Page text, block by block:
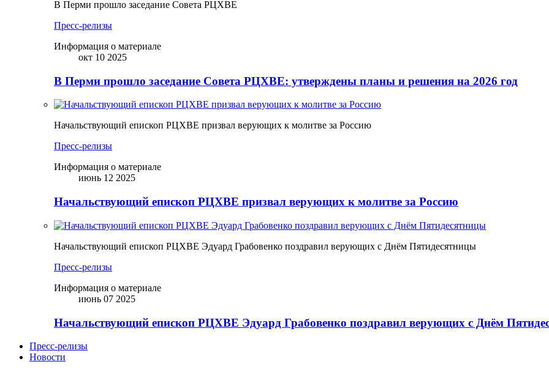
В Перми прошло заседание Совета РЦХВЕ
Пресс-релизы
Информация о материале
окт 10 2025
В Перми прошло заседание Совета РЦХВЕ: утверждены планы и решения на 2026 год
Начальствующий епископ РЦХВЕ призвал верующих к молитве за Россию
Пресс-релизы
Информация о материале
июнь 12 2025
Начальствующий епископ РЦХВЕ призвал верующих к молитве за Россию
Начальствующий епископ РЦХВЕ Эдуард Грабовенко поздравил верующих с Днём Пятидесятницы
Пресс-релизы
Информация о материале
июнь 07 2025
Начальствующий епископ РЦХВЕ Эдуард Грабовенко поздравил верующих с Днём
Пресс-релизы
Новости